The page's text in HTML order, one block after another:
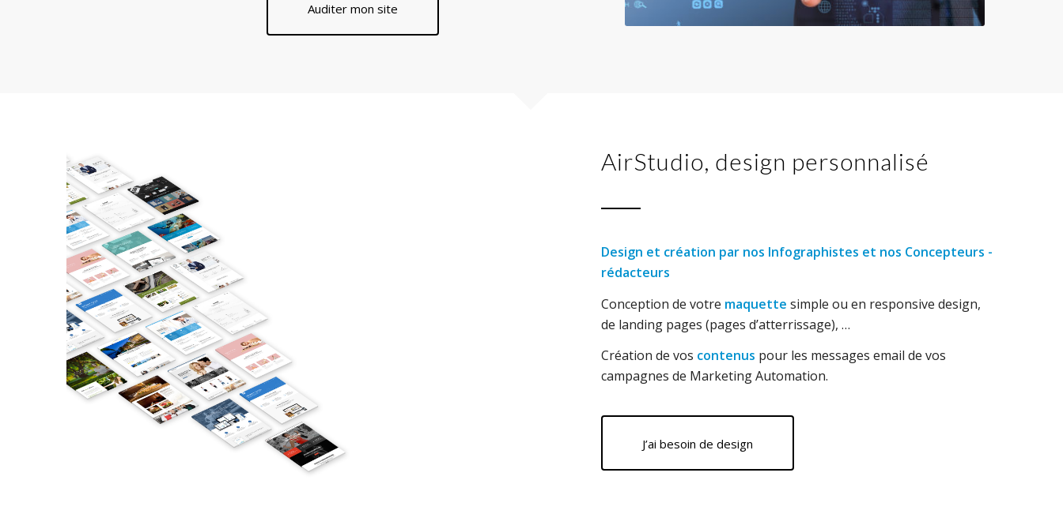
Auditer mon site
AirStudio, design personnalisé
Design et création par nos Infographistes et nos Concepteurs -
rédacteurs
Conception de votre maquette simple ou en responsive design,
de landing pages (pages d’atterrissage), …
Création de vos contenus pour les messages email de vos
campagnes de Marketing Automation.
J’ai besoin de design